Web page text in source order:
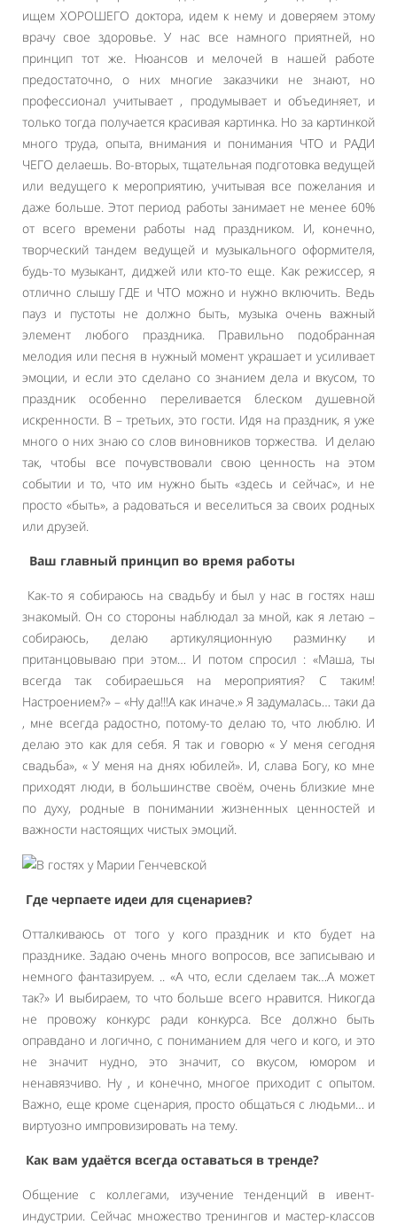
ищем ХОРОШЕГО доктора, идем к нему и доверяем этому
врачу свое здоровье. У нас все намного приятней, но
принцип тот же. Нюансов и мелочей в нашей работе
предостаточно, о них многие заказчики не знают, но
профессионал учитывает , продумывает и объединяет, и
только тогда получается красивая картинка. Но за картинкой
много труда, опыта, внимания и понимания ЧТО и РАДИ
ЧЕГО делаешь. Во-вторых, тщательная подготовка ведущей
или ведущего к мероприятию, учитывая все пожелания и
даже больше. Этот период работы занимает не менее 60%
от всего времени работы над праздником. И, конечно,
творческий тандем ведущей и музыкального оформителя,
будь-то музыкант, диджей или кто-то еще. Как режиссер, я
отлично слышу ГДЕ и ЧТО можно и нужно включить. Ведь
пауз и пустоты не должно быть, музыка очень важный
элемент любого праздника. Правильно подобранная
мелодия или песня в нужный момент украшает и усиливает
эмоции, и если это сделано со знанием дела и вкусом, то
праздник особенно переливается блеском душевной
искренности. В – третьих, это гости. Идя на праздник, я уже
много о них знаю со слов виновников торжества. И делаю
так, чтобы все почувствовали свою ценность на этом
событии и то, что им нужно быть «здесь и сейчас», и не
просто «быть», а радоваться и веселиться за своих родных
или друзей.
Ваш главный принцип во время работы
Как-то я собираюсь на свадьбу и был у нас в гостях наш
знакомый. Он со стороны наблюдал за мной, как я летаю –
собираюсь, делаю артикуляционную разминку и
пританцовываю при этом… И потом спросил : «Маша, ты
всегда так собираешься на мероприятия? С таким!
Настроением?» – «Ну да!!!А как иначе.» Я задумалась… таки да
, мне всегда радостно, потому-то делаю то, что люблю. И
делаю это как для себя. Я так и говорю « У меня сегодня
свадьба», « У меня на днях юбилей». И, слава Богу, ко мне
приходят люди, в большинстве своём, очень близкие мне
по духу, родные в понимании жизненных ценностей и
важности настоящих чистых эмоций.
Где черпаете идеи для сценариев?
Отталкиваюсь от того у кого праздник и кто будет на
празднике. Задаю очень много вопросов, все записываю и
немного фантазируем. .. «А что, если сделаем так…А может
так?» И выбираем, то что больше всего нравится. Никогда
не провожу конкурс ради конкурса. Все должно быть
оправдано и логично, с пониманием для чего и кого, и это
не значит нудно, это значит, со вкусом, юмором и
ненавязчиво. Ну , и конечно, многое приходит с опытом.
Важно, еще кроме сценария, просто общаться с людьми… и
виртуозно импровизировать на тему.
Как вам удаётся всегда оставаться в тренде?
Общение с коллегами, изучение тенденций в ивент-
индустрии. Сейчас множество тренингов и мастер-классов